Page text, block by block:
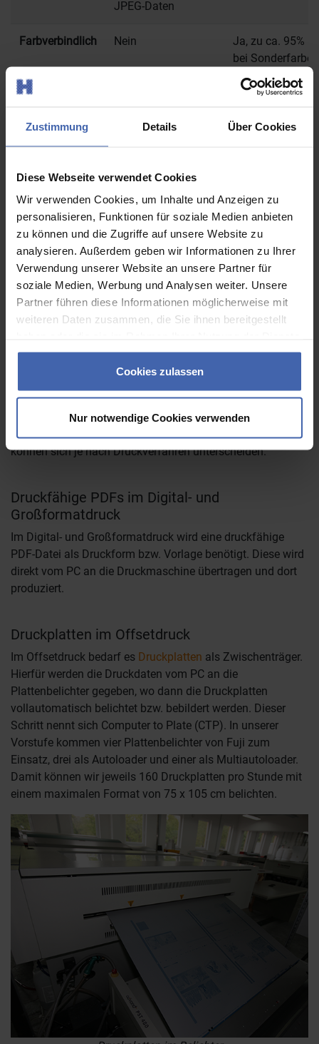
Zustimmung Details Über Cookies
Diese Webseite verwendet Cookies
Wir verwenden Cookies, um Inhalte und Anzeigen zu
personalisieren, Funktionen für soziale Medien anbieten
zu können und die Zugriffe auf unsere Website zu
analysieren. Außerdem geben wir Informationen zu Ihrer
Verwendung unserer Website an unsere Partner für
soziale Medien, Werbung und Analysen weiter. Unsere
Partner führen diese Informationen möglicherweise mit
weiteren Daten zusammen, die Sie ihnen bereitgestellt
gesammelt haben. Sie geben Einwilligung zu unseren
Cookies, wenn Sie unsere Webseite weiterhin nutzen.
Cookies zulassen
Nur notwendige Cookies verwenden
JPEG-Daten
Farbverbindlich Nein
Ja, zu ca. 95%
bei
Prüfung
sichtbar
Druck auf
auf
und nicht
Endformat
geschnitten
Druckformerstellung: Druck-PDFs
und Druckplatten
Das Ziel der Druckvorstufe ist die Erstellung einer
Druckform bzw. einer Druckvorlage. Form und Vorlage
können sich je nach Druckverfahren unterscheiden.
Druckfähige PDFs im Digital- und
Großformatdruck
Im Digital- und Großformatdruck wird eine druckfähige
PDF-Datei als Druckform bzw. Vorlage benötigt. Diese wird
direkt vom PC an die Druckmaschine übertragen und dort
produziert.
Druckplatten im Offsetdruck
Im Offsetdruck bedarf es Druckplatten als Zwischenträger.
Hierfür werden die Druckdaten vom PC an die
Plattenbelichter gegeben, wo dann die Druckplatten
vollautomatisch belichtet bzw. bebildert werden. Dieser
Schritt nennt sich Computer to Plate (CTP). In unserer
Vorstufe kommen vier Plattenbelichter von Fuji zum
Einsatz, drei als Autoloader und einer als Multiautoloader.
Damit können wir jeweils 160 Druckplatten pro Stunde mit
einem maximalen Format von 75 x 105 cm belichten.